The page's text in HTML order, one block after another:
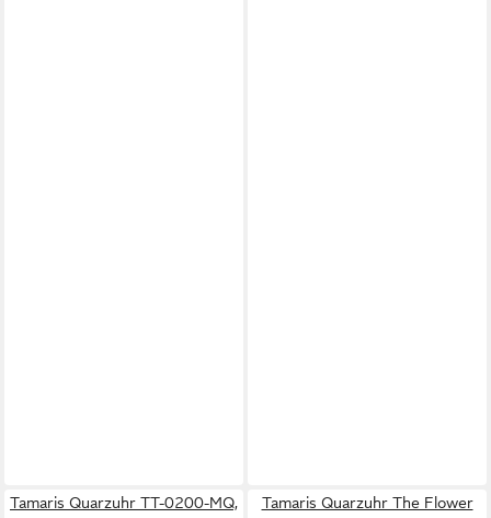
Tamaris Quarzuhr TT-0200-MQ,
Tamaris Quarzuhr The Flower